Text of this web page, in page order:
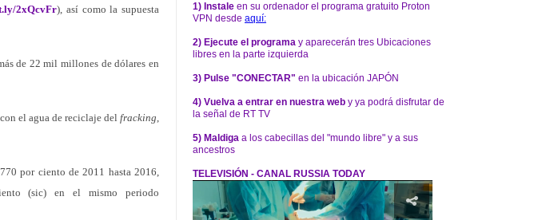
2xQcvFr), así como la supuesta
de 22 mil millones de dólares en
el agua de reciclaje del fracking,
por ciento de 2011 hasta 2016,
(sic) en el mismo periodo
1) Instale en su ordenador el programa gratuito Proton
VPN desde aquí:
2) Ejecute el programa y aparecerán tres Ubicaciones
libres en la parte izquierda
3) Pulse "CONECTAR" en la ubicación JAPÓN
4) Vuelva a entrar en nuestra web y ya podrá disfrutar de
la señal de RT TV
5) Maldiga a los cabecillas del "mundo libre" y a sus
ancestros
TELEVISIÓN - CANAL RUSSIA TODAY